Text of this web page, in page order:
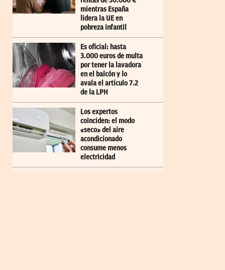
mientras España
lidera la UE en
pobreza infantil
Es oficial: hasta
3.000 euros de multa
por tener la lavadora
en el balcón y lo
avala el artículo 7.2
de la LPH
Los expertos
coinciden: el modo
«seco» del aire
acondicionado
consume menos
electricidad